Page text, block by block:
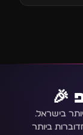
🎉
בישראל.
ביותר